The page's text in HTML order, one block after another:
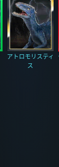
アトロモリスティ
ス